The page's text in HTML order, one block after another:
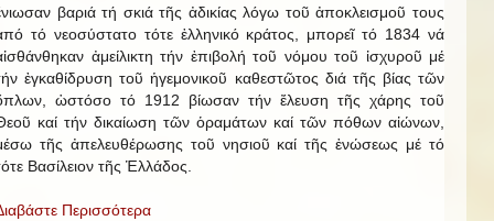
βαριά τή σκιά τῆς ἀδικίας λόγω τοῦ ἀποκλεισμοῦ τους
τό νεοσύστατο τότε ἑλληνικό κράτος, μπορεῖ τό 1834 νά
ἀμείλικτη τήν ἐπιβολή τοῦ νόμου τοῦ ἰσχυροῦ μέ
ἐγκαθίδρυση τοῦ ἡγεμονικοῦ καθεστῶτος διά τῆς βίας τῶν
ὡστόσο τό 1912 βίωσαν τήν ἔλευση τῆς χάρης τοῦ
καί τήν δικαίωση τῶν ὁραμάτων καί τῶν πόθων αἰώνων,
τῆς ἀπελευθέρωσης τοῦ νησιοῦ καί τῆς ἑνώσεως μέ τό
Βασίλειον τῆς Ἑλλάδος.
Περισσότερα